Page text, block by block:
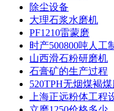
除尘设备
大理石浆水磨机
PF1210雷蒙磨
时产500800吨人工
山西滑石粉研磨机
石膏矿的生产过程
520TPH无烟煤褐
上海正远粉体工程